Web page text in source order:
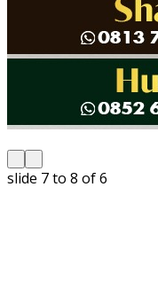
slide 8 to 9 of 6